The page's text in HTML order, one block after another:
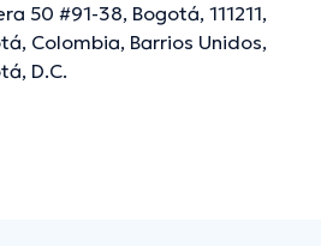
50 #91-38, Bogotá, 111211,
Colombia, Barrios Unidos,
D.C.